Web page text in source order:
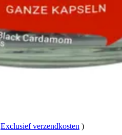
Exclusief verzendkosten )